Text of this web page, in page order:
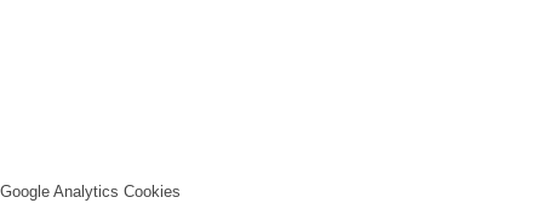
Google Analytics Cookies